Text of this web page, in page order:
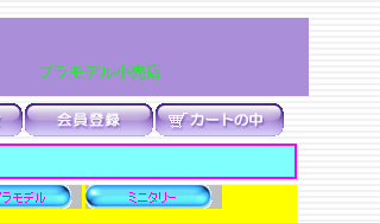
プラモデル小売店